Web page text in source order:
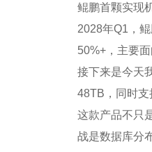
鲲鹏首颗实现
2028年Q1，
50%+，主要
接下来是今天
48TB，同时支
这款产品不只
战是数据库分